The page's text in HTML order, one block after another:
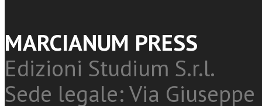
MARCIANUM PRESS
Edizioni Studium S.r.l.
Sede legale: Via